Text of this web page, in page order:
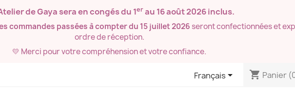
de Gaya sera en congés du 1erau 16 août 2026inclus.
commandes passées à compter du 15 juillet 2026seront confectionnées et
ordre de réception.
💛 Merci pour votre compréhension et votre confiance.
Français shopping_cart Panier